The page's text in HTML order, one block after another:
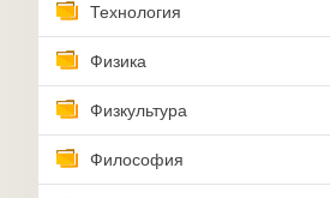
Технология
Физика
Физкультура
Философия